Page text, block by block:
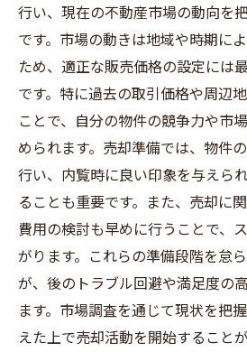
行い、現在の不動産市場の動向を
です。市場の動きは地域や時期に
ため、適正な販売価格の設定には
です。特に過去の取引価格や周辺
ことで、自分の物件の競争力や市
められます。売却準備では、物件
行い、内覧時に良い印象を与えら
ることも重要です。また、売却に
費用の検討も早めに行うことで、
がります。これらの準備段階を怠
が、後のトラブル回避や満足度の
ます。市場調査を通じて現状を把
えた上で売却活動を開始すること